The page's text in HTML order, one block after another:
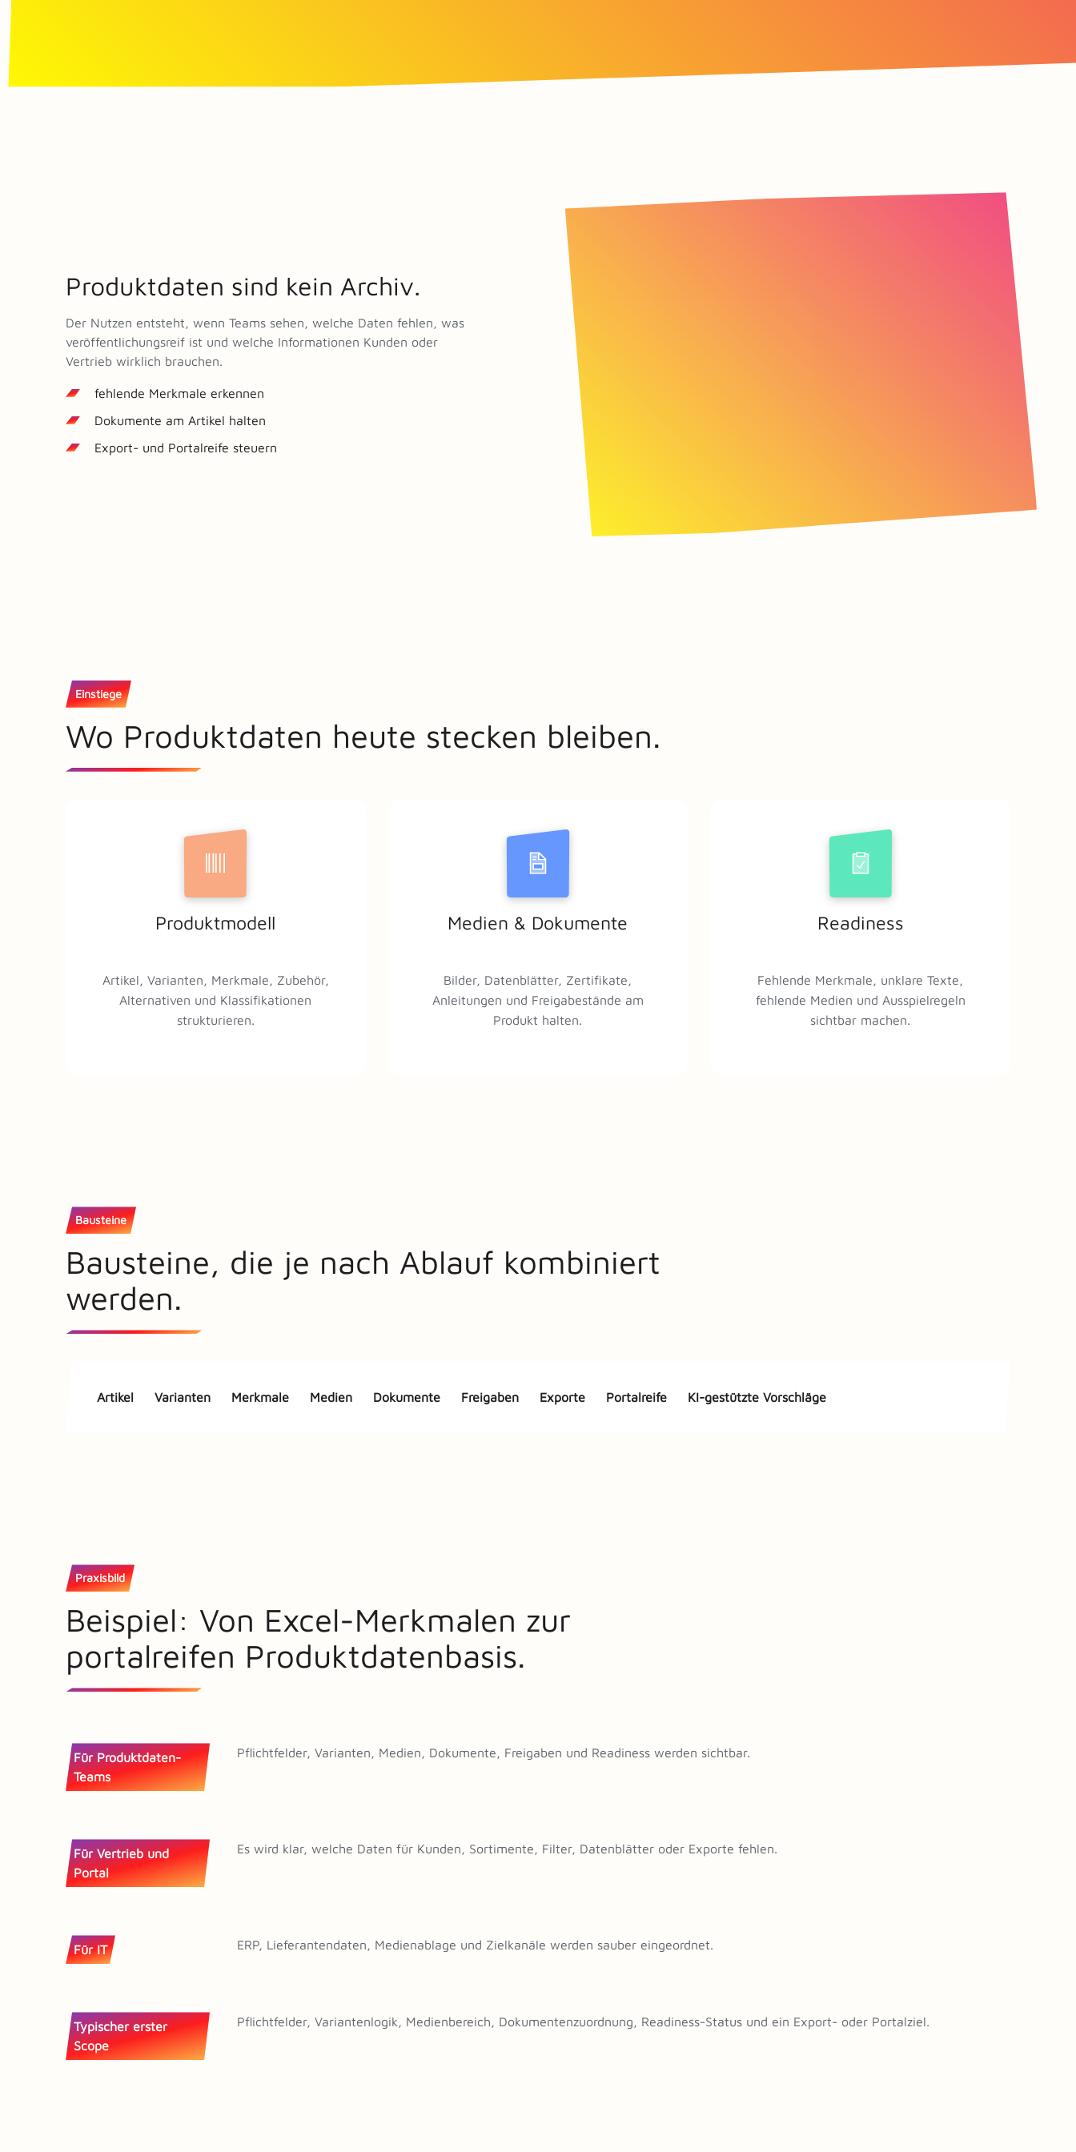
Produktdaten sind kein Archiv.
Der Nutzen entsteht, wenn Teams sehen, welche Daten fehlen, was
veröffentlichungsreif ist und welche Informationen Kunden oder
Vertrieb wirklich brauchen.
fehlende Merkmale erkennen
Dokumente am Artikel halten
Export- und Portalreife steuern
Einstiege
Wo Produktdaten heute stecken bleiben.
Produktmodell
Artikel, Varianten, Merkmale, Zubehör,
Alternativen und Klassifikationen
strukturieren.
Medien & Dokumente
Bilder, Datenblätter, Zertifikate,
Anleitungen und Freigabestände am
Produkt halten.
Readiness
Fehlende Merkmale, unklare Texte,
fehlende Medien und Ausspielregeln
sichtbar machen.
Bausteine
Bausteine, die je nach Ablauf kombiniert
werden.
Artikel Varianten Merkmale Medien Dokumente Freigaben Exporte Portalreife KI-gestützte Vorschläge
Praxisbild
Beispiel: Von Excel-Merkmalen zur
portalreifen Produktdatenbasis.
Für Produktdaten-
Teams
Pflichtfelder, Varianten, Medien, Dokumente, Freigaben und Readiness werden sichtbar.
Für Vertrieb und
Portal
Es wird klar, welche Daten für Kunden, Sortimente, Filter, Datenblätter oder Exporte fehlen.
Für IT ERP, Lieferantendaten, Medienablage und Zielkanäle werden sauber eingeordnet.
Typischer erster
Scope
Pflichtfelder, Variantenlogik, Medienbereich, Dokumentenzuordnung, Readiness-Status und ein Export- oder Portalziel.